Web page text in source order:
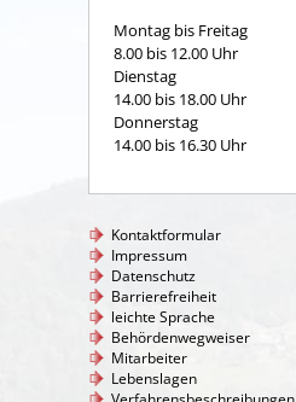
Montag bis Freitag
8.00 bis 12.00 Uhr
Dienstag
14.00 bis 18.00 Uhr
Donnerstag
14.00 bis 16.30 Uhr
Kontaktformular
Impressum
Datenschutz
Barrierefreiheit
leichte Sprache
Behördenwegweiser
Mitarbeiter
Lebenslagen